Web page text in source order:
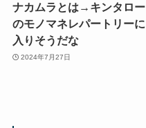
ナカムラとは→キンタロー
のモノマネレパートリーに
入りそうだな
2024年7月27日